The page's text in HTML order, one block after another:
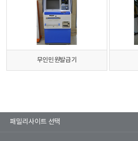
무인민원발급기